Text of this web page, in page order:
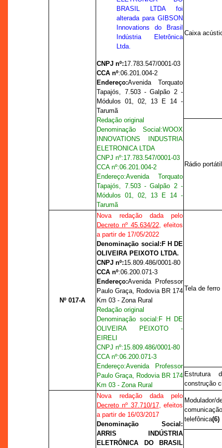
BRASIL LTDA foi
alterada para GIBSON
Innovations do Brasil
Indústria Eletrônica
Ltda.
CNPJ nº:17.783.547/0001-03
CCA nº:06.201.004-2
Endereço:Avenida Torquato
Tapajós, 7.503 - Galpão 2 -
Módulos 01, 02, 13 E 14 -
Tarumã
Redação original
Denominação Social:WOOX
INNOVATIONS INDUSTRIA
ELETRONICA LTDA
CNPJ nº:17.783.547/0001-03
CCA nº:06.201.004-2
Endereço:Avenida Torquato
Tapajós, 7.503 - Galpão 2 -
Módulos 01, 02, 13 E 14 -
Tarumã
Caixa
Rádio portátil
Nº 017-A
Nova redação dada pelo
Decreto nº 45.634/22, efeitos
a partir de 17/05/2022
Denominação social: F H DE
OLIVEIRA PEIXOTO LTDA.
CNPJ nº:15.809.486/0001-80
CCA nº:06.200.071-3
Endereço:Avenida Professor
Paulo Graça, Rodovia BR 174
Km 03 - Zona Rural
Redação original
Denominação social: F H DE
OLIVEIRA PEIXOTO -
EIRELI
CNPJ nº:15.809.486/0001-80
CCA nº:06.200.071-3
Endereço:Avenida Professor
Paulo Graça, Rodovia BR 174
Km 03 - Zona Rural
Tela de ferro
Estrutura
construção
Nova redação dada pelo
Decreto nº 37.710/17, efeitos
a partir de 16/03/2017
Denominação Social:
ARRIS INDÚSTRIA
ELETRÔNICA DO BRASIL
telefônica(6)